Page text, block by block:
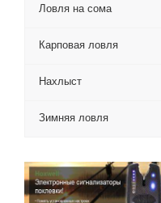
Ловля на сома
Карповая ловля
Нахлыст
Зимняя ловля